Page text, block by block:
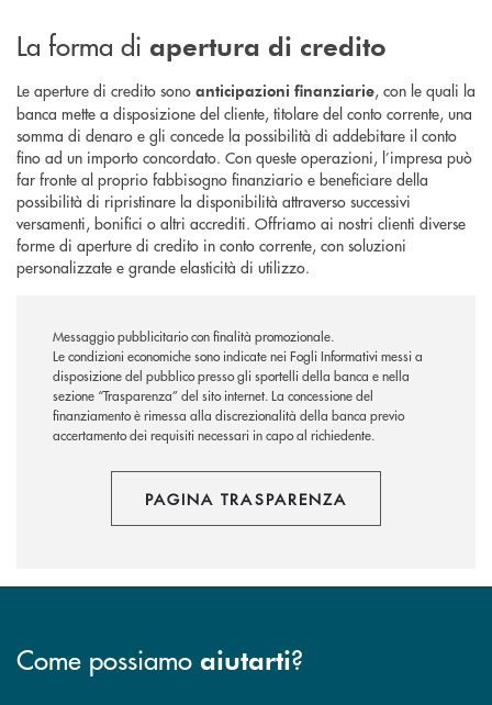
La forma di apertura di credito
Le aperture di credito sono anticipazioni finanziarie, con le quali la
banca mette a disposizione del cliente, titolare del conto corrente, una
somma di denaro e gli concede la possibilità di addebitare il conto
fino ad un importo concordato. Con queste operazioni, l’impresa può
far fronte al proprio fabbisogno finanziario e beneficiare della
possibilità di ripristinare la disponibilità attraverso successivi
versamenti, bonifici o altri accrediti. Offriamo ai nostri clienti diverse
forme di aperture di credito in conto corrente, con soluzioni
personalizzate e grande elasticità di utilizzo.
Messaggio pubblicitario con finalità promozionale.
Le condizioni economiche sono indicate nei Fogli Informativi messi a
disposizione del pubblico presso gli sportelli della banca e nella
sezione “Trasparenza” del sito internet.La concessione del
finanziamento è rimessa alla discrezionalità della banca previo
accertamento dei requisiti necessari in capo al richiedente.
PAGINA TRASPARENZA
Come possiamo aiutarti?